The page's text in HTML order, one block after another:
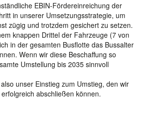
EBIN-Fördereinreichung der
in unserer Umsetzungsstrategie, um
zügig und trotzdem gesichert zu setzen.
knappen Drittel der Fahrzeuge (7 von
in der gesamten Busflotte das Bussalter
Wenn wir diese Beschaffung so
Umstellung bis 2035 sinnvoll
unser Einstieg zum Umstieg, den wir
abschließen können.